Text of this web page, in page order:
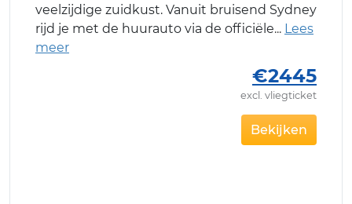
veelzijdige zuidkust. Vanuit bruisend Sydney
rijd je met de huurauto via de officiële
€2445
excl. vliegticket
Bekijken